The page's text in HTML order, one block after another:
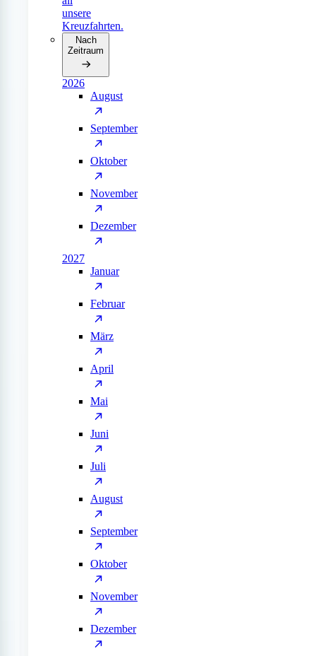
unsere
Kreuzfahrten.
Nach
Zeitraum
2026
August
September
Oktober
November
Dezember
2027
Januar
Februar
März
April
Mai
Juni
Juli
August
September
Oktober
November
Dezember